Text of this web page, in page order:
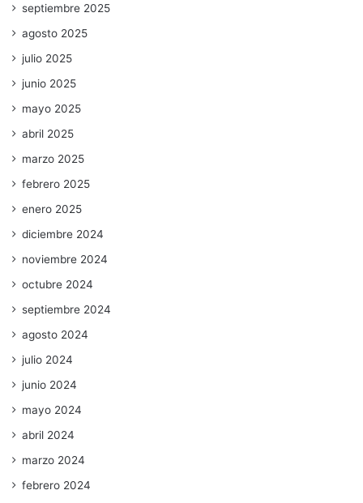
septiembre 2025
agosto 2025
julio 2025
junio 2025
mayo 2025
abril 2025
marzo 2025
febrero 2025
enero 2025
diciembre 2024
noviembre 2024
octubre 2024
septiembre 2024
agosto 2024
julio 2024
junio 2024
mayo 2024
abril 2024
marzo 2024
febrero 2024